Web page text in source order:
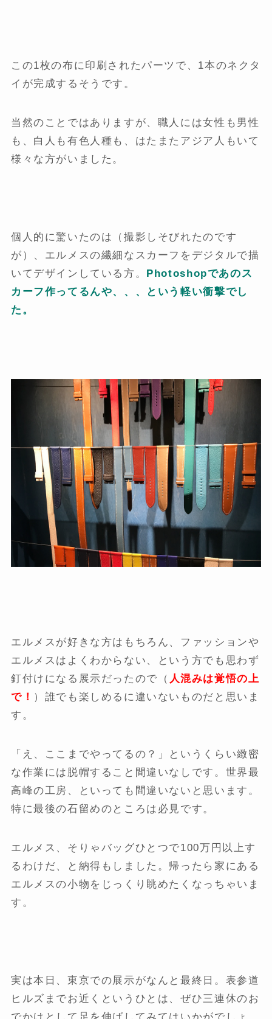
この1枚の布に印刷されたパーツで、1本のネクタ
イが完成するそうです。
当然のことではありますが、職人には女性も男性
も、白人も有色人種も、はたまたアジア人もいて
様々な方がいました。
個人的に驚いたのは（撮影しそびれたのです
が）、エルメスの繊細なスカーフをデジタルで描
いてデザインしている方。
Photoshopであのス
カーフ作ってるんや、、、という軽い衝撃でし
た。
エルメスが好きな方はもちろん、ファッションや
エルメスはよくわからない、という方でも思わず
釘付けになる展示だったので（ 人混みは覚悟の上
で！ ）誰でも楽しめるに違いないものだと思いま
す。
「え、ここまでやってるの？」というくらい緻密
な作業には脱帽すること間違いなしです。世界最
高峰の工房、といっても間違いないと思います。
特に最後の石留めのところは必見です。
エルメス、そりゃバッグひとつで100万円以上す
るわけだ、と納得もしました。帰ったら家にある
エルメスの小物をじっくり眺めたくなっちゃいま
す。
実は本日、東京での展示がなんと最終日。表参道
ヒルズまでお近くというひとは、ぜひ三連休のお